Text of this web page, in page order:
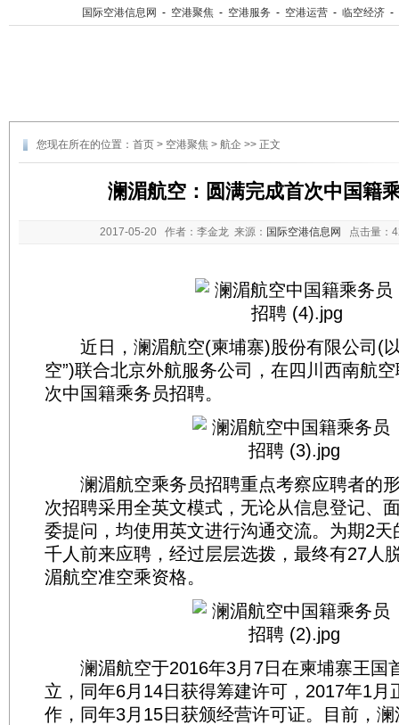
国际空港信息网 - 空港聚焦 - 空港服务 - 空港运营 - 临空经济 -
您现在所在的位置： 首页 > 空港聚焦 > 航企 >> 正文
澜湄航空：圆满完成首次中国籍
2017-05-20 作者：李金龙 来源： 国际空港信息网 点击量：
近日，澜湄航空(柬埔寨)股份有限公司(以
空”)联合北京外航服务公司，在四川西南航
次中国籍乘务员招聘。
澜湄航空乘务员招聘重点考察应聘者的
次招聘采用全英文模式，无论从信息登记、
委提问，均使用英文进行沟通交流。为期2
千人前来应聘，经过层层选拨，最终有27人
湄航空准空乘资格。
澜湄航空于2016年3月7日在柬埔寨王国
立，同年6月14日获得筹建许可，2017年1月
作，同年3月15日获颁经营许可证。目前，